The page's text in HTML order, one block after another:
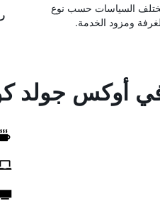
السياسات حسب نوع
ومزود الخدمة.
في أوكس